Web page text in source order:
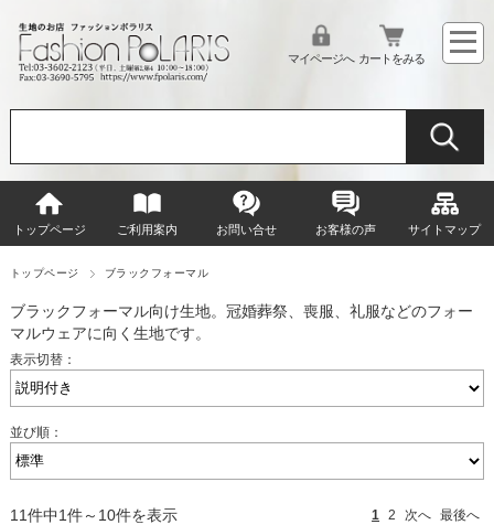
マイページへ カートをみる
トップページ ご利用案内 お問い合せ お客様の声 サイトマップ
トップページ ブラックフォーマル
ブラックフォーマル向け生地。冠婚葬祭、喪服、礼服などのフォー
マルウェアに向く生地です。
表示切替：
並び順：
11件中1件～10件を表示 1 2 次へ 最後へ